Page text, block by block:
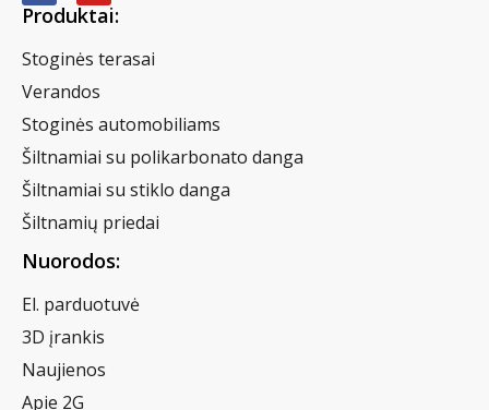
Produktai:
Stoginės terasai
Verandos
Stoginės automobiliams
Šiltnamiai su polikarbonato danga
Šiltnamiai su stiklo danga
Šiltnamių priedai
Nuorodos:
El. parduotuvė
3D įrankis
Naujienos
Apie 2G